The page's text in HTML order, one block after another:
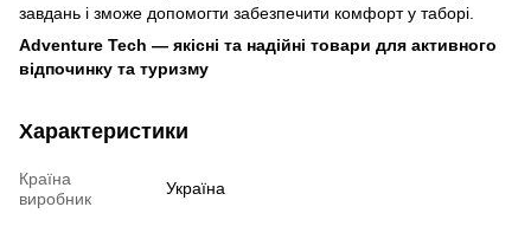
завдань і зможе допомогти забезпечити комфорт у таборі.
Adventure Tech — якісні та надійні товари для активного
відпочинку та туризму
Характеристики
Країна
виробник
Україна